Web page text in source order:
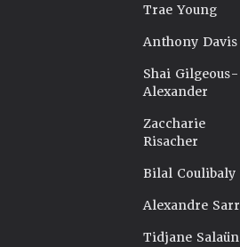
Trae Young
Anthony Davis
Shai Gilgeous-
Alexander
Zaccharie
Risacher
Bilal Coulibaly
Alexandre Sarr
Tidjane Salaün